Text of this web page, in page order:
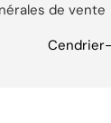
de vente